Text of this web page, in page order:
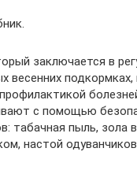
заключается в
весенних подкормках,
с помощью
табачная пыль, зола
настой